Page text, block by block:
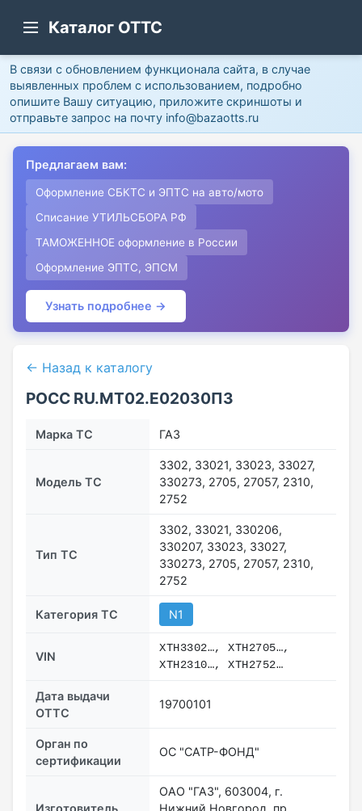
Каталог ОТТС
В связи с обновлением функционала сайта, в случае
выявленных проблем с использованием, подробно
опишите Вашу ситуацию, приложите скриншоты и
отправьте запрос на почту info@bazaotts.ru
Предлагаем вам:
Оформление СБКТС и ЭПТС на авто/мото
Списание УТИЛЬСБОРА РФ
ТАМОЖЕННОЕ оформление в России
Оформление ЭПТС, ЭПСМ
Узнать подробнее →
← Назад к каталогу
РОСС RU.МТ02.E02030П3
Марка ТС ГАЗ
Модель ТС
3302, 33021, 33023, 33027,
330273, 2705, 27057, 2310,
2752
Тип ТС
3302, 33021, 330206,
330207, 33023, 33027,
330273, 2705, 27057, 2310,
2752
Категория ТС N1
VIN
XTH3302…, XTH2705…,
XTH2310…, XTH2752…
Дата выдачи
ОТТС
19700101
Орган по
сертификации
ОС "САТР-ФОНД"
Изготовитель
ОАО "ГАЗ", 603004, г.
Нижний Новгород, пр.